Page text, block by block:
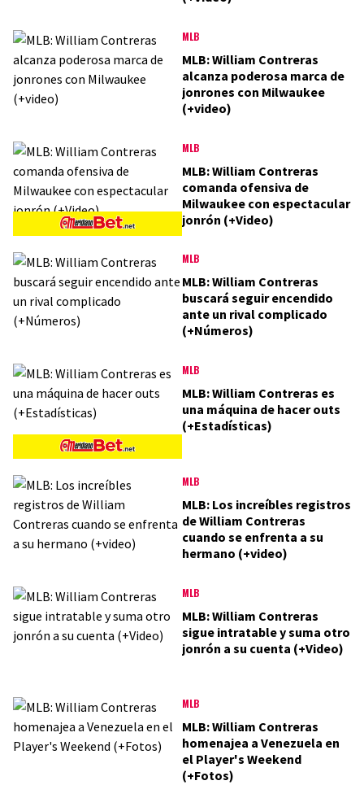
MLB
MLB: William Contreras
alcanza poderosa marca de
jonrones con Milwaukee
(+video)
MLB
MLB: William Contreras
comanda ofensiva de
Milwaukee con espectacular
jonrón (+Video)
MLB
MLB: William Contreras
buscará seguir encendido
ante un rival complicado
(+Números)
MLB
MLB: William Contreras es
una máquina de hacer outs
(+Estadísticas)
MLB
MLB: Los increíbles registros
de William Contreras
cuando se enfrenta a su
hermano (+video)
MLB
MLB: William Contreras
sigue intratable y suma otro
jonrón a su cuenta (+Video)
MLB
MLB: William Contreras
homenajea a Venezuela en
el Player's Weekend
(+Fotos)